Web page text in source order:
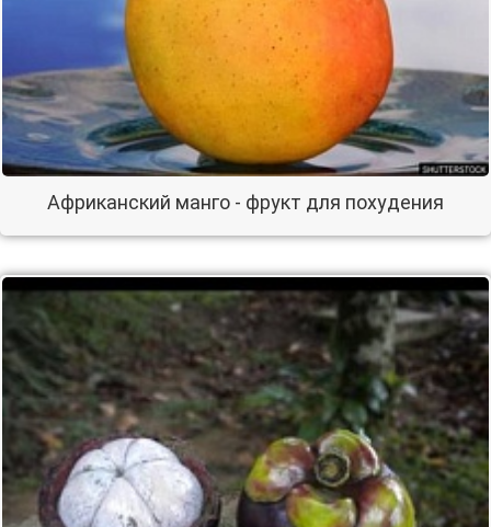
Африканский манго - фрукт для похудения